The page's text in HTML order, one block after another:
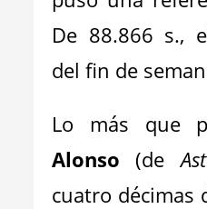
De 88.866 s.,
del fin de
Lo más que
Alonso (de
cuatro décimas